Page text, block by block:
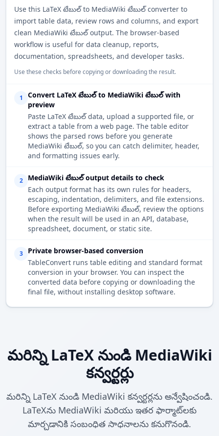
Use this LaTeX టేబుల్ to MediaWiki టేబుల్ converter to
import table data, review rows and columns, and export
clean MediaWiki టేబుల్ output. The browser-based
workflow is useful for data cleanup, reports,
documentation, spreadsheets, and developer tasks.
Use these checks before copying or downloading the result.
1
Convert LaTeX టేబుల్ to MediaWiki టేబుల్ with
preview
Paste LaTeX టేబుల్ data, upload a supported file, or
extract a table from a web page. The table editor
shows the parsed rows before you generate
MediaWiki టేబుల్, so you can catch delimiter, header,
and formatting issues early.
2
MediaWiki టేబుల్ output details to check
Each output format has its own rules for headers,
escaping, indentation, delimiters, and file extensions.
Before exporting MediaWiki టేబుల్, review the options
when the result will be used in an API, database,
spreadsheet, document, or static site.
3
Private browser-based conversion
TableConvert runs table editing and standard format
conversion in your browser. You can inspect the
converted data before copying or downloading the
final file, without installing desktop software.
మరిన్ని LaTeX నుండి MediaWiki
కన్వర్టర్లు
మరిన్ని LaTeX నుండి MediaWiki కన్వర్టర్లను అన్వేషించండి.
LaTeXను MediaWiki మరియు ఇతర ఫార్మాట్‌లకు
మార్చడానికి సంబంధిత సాధనాలను కనుగొనండి.